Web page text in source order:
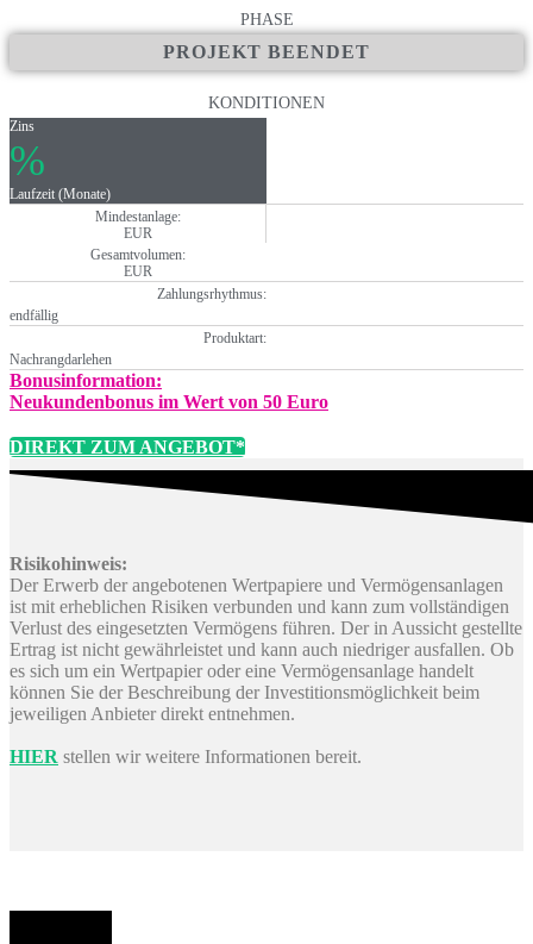
PHASE
PROJEKT BEENDET
KONDITIONEN
Zins
%
Laufzeit (Monate)
Mindestanlage:
EUR
Gesamtvolumen:
EUR
Zahlungsrhythmus:
endfällig
Produktart:
Nachrangdarlehen
Bonusinformation:
Neukundenbonus im Wert von 50 Euro
DIREKT ZUM ANGEBOT*
Risikohinweis:
Der Erwerb der angebotenen Wertpapiere und Vermögensanlagen
ist mit erheblichen Risiken verbunden und kann zum vollständigen
Verlust des eingesetzten Vermögens führen. Der in Aussicht gestellte
Ertrag ist nicht gewährleistet und kann auch niedriger ausfallen. Ob
es sich um ein Wertpapier oder eine Vermögensanlage handelt
können Sie der Beschreibung der Investitionsmöglichkeit beim
jeweiligen Anbieter direkt entnehmen.
HIER stellen wir weitere Informationen bereit.